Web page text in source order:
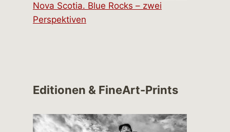
Nova Scotia. Blue Rocks – zwei
Perspektiven
Editionen & FineArt-Prints